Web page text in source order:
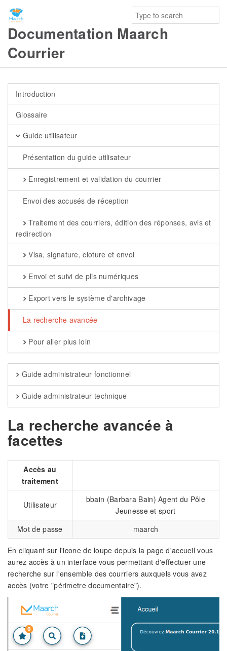
Documentation Maarch
Courrier
Introduction
Glossaire
Guide utilisateur
Présentation du guide utilisateur
Enregistrement et validation du courrier
Envoi des accusés de réception
Traitement des courriers, édition des réponses, avis et
redirection
Visa, signature, cloture et envoi
Envoi et suivi de plis numériques
Export vers le système d'archivage
La recherche avancée
Pour aller plus loin
Guide administrateur fonctionnel
Guide administrateur technique
La recherche avancée à
facettes
Accès au
traitement
Utilisateur
bbain (Barbara Bain) Agent du Pôle
Jeunesse et sport
Mot de passe
maarch
En cliquant sur l'icone de loupe depuis la page d'accueil vous
aurez accès à un interface vous permettant d'effectuer une
recherche sur l'ensemble des courriers auxquels vous avez
accès (votre "périmetre documentaire").